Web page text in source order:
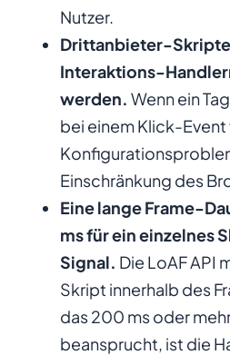
Nutzer.
Drittanbieter-
Interaktions-
werden. Wenn ein
bei einem Klick-
Einschränkung des
Eine lange Frame-
ms für ein einzelnes
Signal. Die LoAF API
Skript innerhalb des
das 200 ms oder
beansprucht, ist die